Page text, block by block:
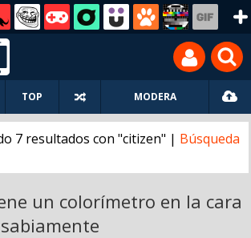
TOP MODERA
7 resultados con "citizen" | Búsqueda
un colorímetro en la cara